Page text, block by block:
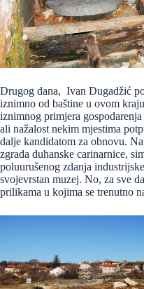
Drugog dana, Ivan Dugadžić
iznimno od baštine u ovom
iznimnog primjera
ali nažalost nekim mjestima
dalje kandidatom za obnovu.
zgrada duhanske carinarnice,
poluurušenog zdanja
svojevrstan muzej. No, za sve
prilikama u kojima se trenutno